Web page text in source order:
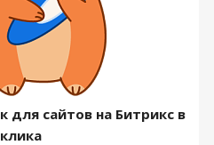
для сайтов на Битрикс в